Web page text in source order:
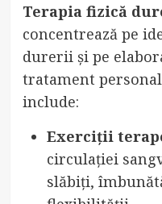
Terapia fizică
concentrează pe
durerii și pe
tratament
include:
Exerciții
circulației
slăbiți,